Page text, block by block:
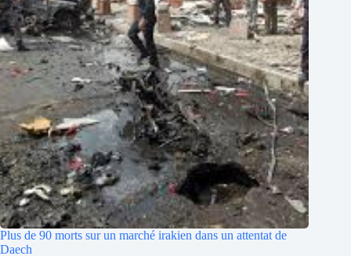
Plus de 90 morts sur un marché irakien dans un attentat de
Daech